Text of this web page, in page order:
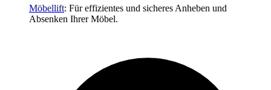
Möbellift: Für effizientes und sicheres Anheben und
Absenken Ihrer Möbel.